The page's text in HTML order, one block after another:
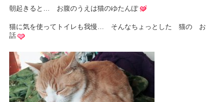
朝起きると… お腹のうえは猫のゆたんぽ
猫に気を使ってトイレも我慢… そんなちょっとした 猫の お
話